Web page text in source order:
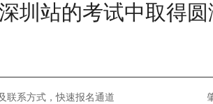
圳站的考试中取得
联系方式，快速报名通道